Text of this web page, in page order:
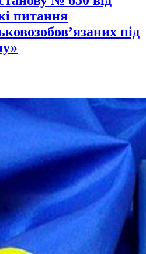
питання
під